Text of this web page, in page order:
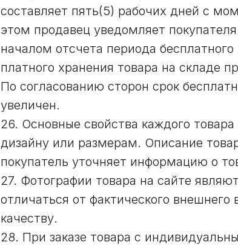
составляет пять(5) рабочих дней с
этом продавец уведомляет
началом отсчета периода
платного хранения товара на складе
По согласованию сторон срок
увеличен.
26. Основные свойства каждого
дизайну или размерам. Описание
покупатель уточняет информацию о
27. Фотографии товара на сайте
отличаться от фактического
качеству.
28. При заказе товара с